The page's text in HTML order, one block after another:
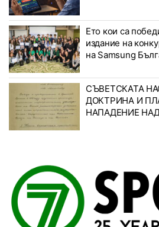
Ето кои са
издание на
на Samsung
СЪВЕТСКАТА
ДОКТРИНА И
НАПАДЕНИЕ